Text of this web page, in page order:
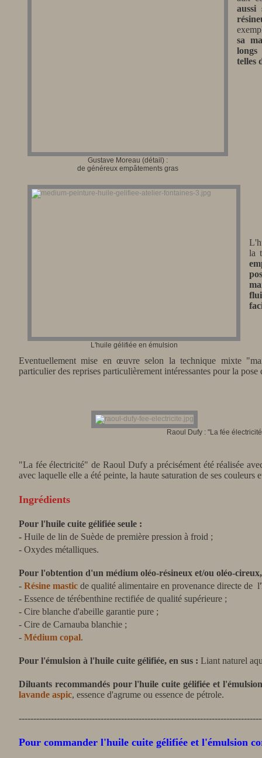
Gustave Moreau (détail) :
de généreux empâtements gras
aussi
sa
longs
telles
L'huile gélifiée en émulsion
la
Eventuellement mise en œuvre selon la technique mixte
particulier des reprises particulièrement intéressantes pour la pose
Raoul Dufy : "La fée
"La fée électricité" de Raoul Dufy a précisément été réalisée
avec laquelle elle a été peinte, la haute saturation de ses couleurs
Ingrédients
Pour l'huile cuite gélifiée seule :
- Huile de lin de Suède de première pression à froid ;
- Oxydes métalliques.
Pour l'obtention d'un médium oléo-résineux et/ou oléo-
- Résine mastic de qualité alimentaire en provenance directe de
- Essence de térébenthine rectifiée de qualité supérieure ;
- Cire blanche d'abeille garantie pure ;
- Cire de Carnauba blanchie ;
- Médium copal.
Pour l'émulsion à l'huile cuite gélifiée, en sus : Liant naturel
Diluants recommandés pour l'huile cuite gélifiée et
lavande aspic, essence d'agrume ou essence de pétrole.
Pour commander l'huile cuite gélifiée et l'émulsion